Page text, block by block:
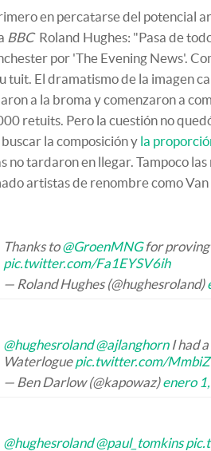
en percatarse del potencial
BBCRoland Hughes: "Pasa de
por 'The Evening News'.
tuit. El dramatismo de la imagen
a la broma y comenzaron a
retuits. Pero la cuestión no
la composición y la
no tardaron en llegar. Tampoco
artistas de renombre como Van
Thanks to@GroenMNGfor proving
pic.twitter.com/Fa1EYSV6ih
— Roland Hughes (@hughesroland)
@hughesroland @ajlanghornI had
Waterloguepic.twitter.com/
— Ben Darlow (@kapowaz)enero
@hughesroland @paul_tomkins